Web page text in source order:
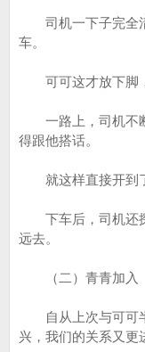
司机一下子完全清
车。
可可这才放下脚，
一路上，司机不断
得跟他搭话。
就这样直接开到了
下车后，司机还探
远去。
（二）青青加入
自从上次与可可半
兴，我们的关系又更